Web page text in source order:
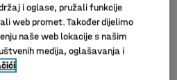
i oglase, pružali funkcije
web promet. Također dijelimo
naše web lokacije s našim
medija, oglašavanja i